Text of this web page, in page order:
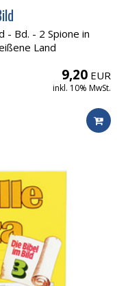
- Bd. - 2 Spione in
Land
9,20 EUR
inkl. 10% MwSt.